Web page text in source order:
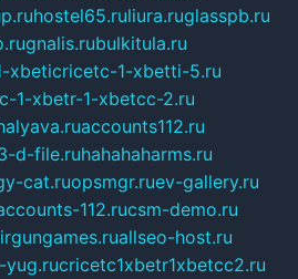
hostel65.ruliura.ruglasspb.ru
gnalis.rubulkitula.ru
xbeticricetc-1-xbetti-5.ru
1-xbetr-1-xbetcc-2.ru
accounts112.ru
d-file.ruhahahaharms.ru
cat.ruopsmgr.ruev-gallery.ru
112.rucsm-demo.ru
allseo-host.ru
yug.rucricetc1xbetr1xbetcc2.ru